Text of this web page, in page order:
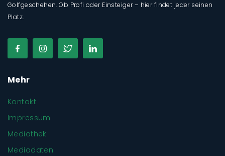
Golfgeschehen. Ob Profi oder Einsteiger – hier findet jeder seinen
Platz.
Mehr
Kontakt
Impressum
Mediathek
Mediadaten